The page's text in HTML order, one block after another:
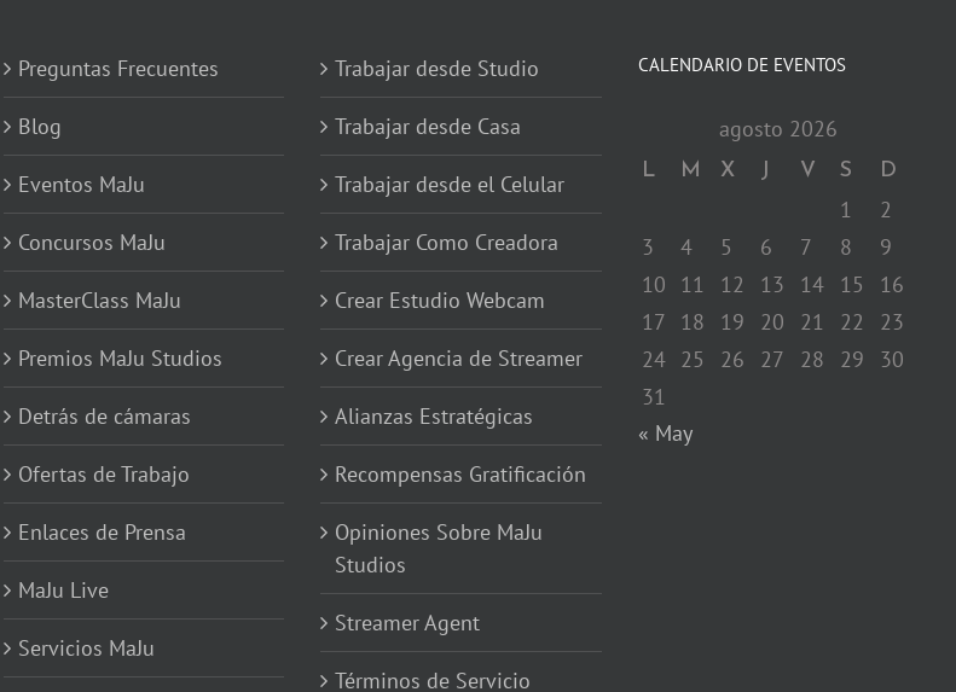
Preguntas Frecuentes
Blog
Eventos MaJu
Concursos MaJu
MasterClass MaJu
Premios MaJu Studios
Detrás de cámaras
Ofertas de Trabajo
Enlaces de Prensa
MaJu Live
Servicios MaJu
Trabajar desde Studio
Trabajar desde Casa
Trabajar desde el Celular
Trabajar Como Creadora
Crear Estudio Webcam
Crear Agencia de Streamer
Alianzas Estratégicas
Recompensas Gratificación
Opiniones Sobre MaJu
Studios
Streamer Agent
Términos de Servicio
CALENDARIO DE EVENTOS
agosto 2026
L M X J V S D
1
2
3
4 5 6 7 8
9
10
11 12 13 14 15
16
17
18 19 20 21 22
23
24 25 26 27 28 29
30
31
« May